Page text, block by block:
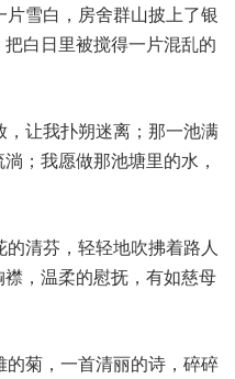
雪白，房舍群山披上了银
白日里被搅得一片混乱的
让我扑朔迷离；那一池满
；我愿做那池塘里的水，
清芬，轻轻地吹拂着路人
，温柔的慰抚，有如慈母
菊，一首清丽的诗，碎碎